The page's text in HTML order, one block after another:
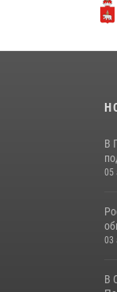
В
05
03
В